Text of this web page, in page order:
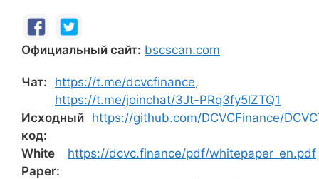
Официальный сайт: bscscan.com
Чат: https://t.me/dcvcfinance,
https://t.me/joinchat/3Jt-PRq3fy5lZTQ1
Исходный
код:
https://github.com/DCVCFinance/
White
Paper:
https://dcvc.finance/pdf/whitepaper_en.pdf